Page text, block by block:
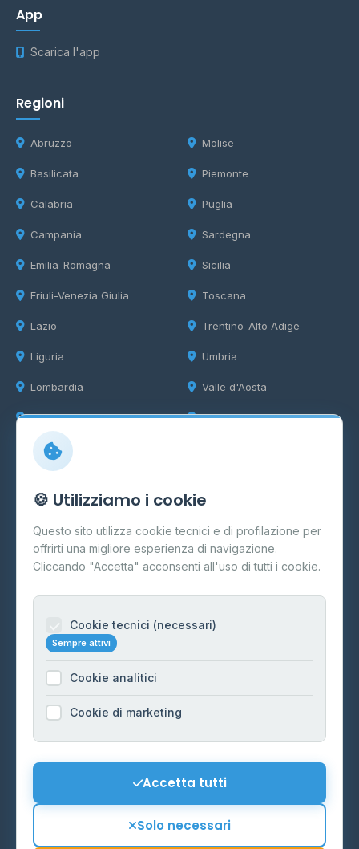
App
Scarica l'app
Regioni
Abruzzo
Basilicata
Calabria
Campania
Emilia-Romagna
Friuli-Venezia Giulia
Lazio
Liguria
Lombardia
Marche
Molise
Piemonte
Puglia
Sardegna
Sicilia
Toscana
Trentino-Alto Adige
Umbria
Valle d'Aosta
Veneto
Info
Cos'è il GPL
FAQ
Contatti
Informazioni legali
Cookie Policy
Preferenze Cookie
Mappa del sito
🍪 Utilizziamo i cookie
Questo sito utilizza cookie tecnici e di profilazione per
offrirti una migliore esperienza di navigazione.
Cliccando "Accetta" acconsenti all'uso di tutti i cookie.
Cookie tecnici (necessari)
Sempre attivi
Cookie analitici
Cookie di marketing
Accetta tutti
Solo necessari